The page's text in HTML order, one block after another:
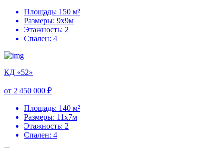
Площадь: 150 м²
Размеры: 9х9м
Этажность: 2
Спален: 4
КД «52»
от 2 450 000 ₽
Площадь: 140 м²
Размеры: 11х7м
Этажность: 2
Спален: 4